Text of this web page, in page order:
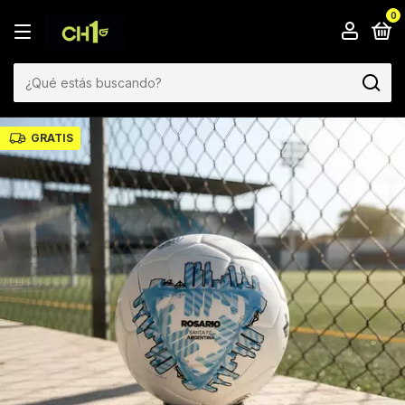
0
GRATIS